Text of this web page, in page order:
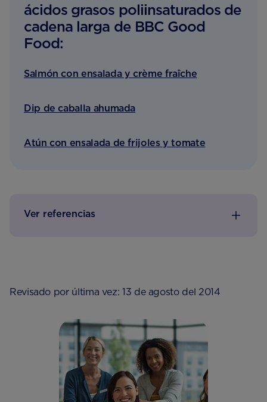
ácidos grasos poliinsaturados de
cadena larga de BBC Good
Food:
Salmón con ensalada y crème fraîche
Dip de caballa ahumada
Atún con ensalada de frijoles y tomate
Ver referencias
Revisado por última vez: 13 de agosto del 2014